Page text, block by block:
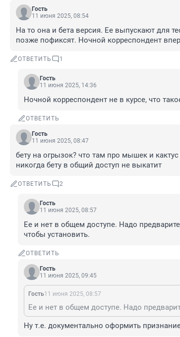
Гость
11 июня 2025, 08:54
На то она и бета версия. Ее выпускают для
позже пофиксят. Ночной корреспондент
ОТВЕТИТЬ 1
Гость
11 июня 2025, 14:36
Ночной корреспондент не в курсе, что
ОТВЕТИТЬ
Гость
11 июня 2025, 08:47
бету на огрызок? что там про мышек и
никогда бету в общий доступ не выкатит
ОТВЕТИТЬ 2
Гость
11 июня 2025, 08:57
Ее и нет в общем доступе. Надо
чтобы установить.
ОТВЕТИТЬ
Гость
11 июня 2025, 09:45
Гость11 июня 2025, 08:57
Ну т.е. документально оформить